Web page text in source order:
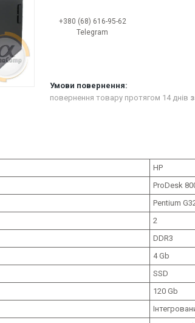
+380 (68) 616-95-62
Telegram
повернення товару протягом 14 днів
HP
ProDesk
Pentium
2
DDR3
4 Gb
SSD
120 Gb